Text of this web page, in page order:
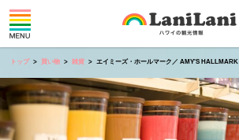
トップ 買い物 雑貨 エイミーズ・ホールマーク／ AMY'S HALLMARK